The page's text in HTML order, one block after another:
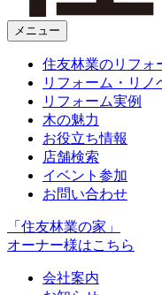
メニュー
住友林業のリフォ
リフォーム・リノ
リフォーム実例
木の魅力
お役立ち情報
店舗検索
イベント参加
お問い合わせ
「住友林業の家」
オーナー様はこちら
会社案内